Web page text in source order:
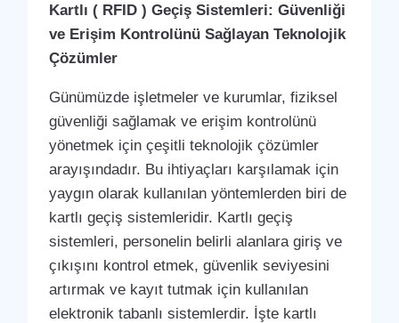
Kartlı ( RFID ) Geçiş Sistemleri: Güvenliği
ve Erişim Kontrolünü Sağlayan Teknolojik
Çözümler
Günümüzde işletmeler ve kurumlar, fiziksel
güvenliği sağlamak ve erişim kontrolünü
yönetmek için çeşitli teknolojik çözümler
arayışındadır. Bu ihtiyaçları karşılamak için
yaygın olarak kullanılan yöntemlerden biri de
kartlı geçiş sistemleridir. Kartlı geçiş
sistemleri, personelin belirli alanlara giriş ve
çıkışını kontrol etmek, güvenlik seviyesini
artırmak ve kayıt tutmak için kullanılan
elektronik tabanlı sistemlerdir. İşte kartlı